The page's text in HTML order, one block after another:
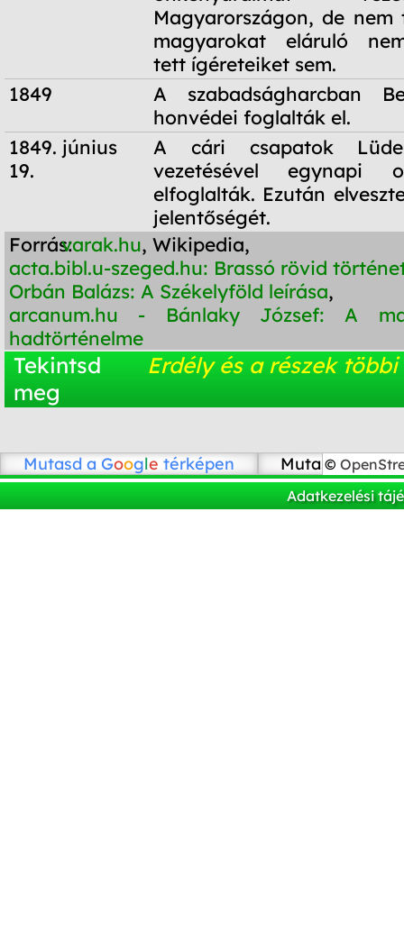
Magyarországon, de
magyarokat eláruló
tett ígéreteiket sem.
1849
A szabadságharcban
honvédei foglalták el.
1849. június
19.
A cári csapatok
vezetésével egynapi
elfoglalták. Ezután
jelentőségét.
Forrás:varak.hu, Wikipedia,
acta.bibl.u-szeged.hu: Brassó rövid
Orbán Balázs: A Székelyföld leírása,
arcanum.hu - Bánlaky József: A
hadtörténelme
Tekintsd
meg
Erdély és a részek
Mutasd a Google térképen Mutasd az
©
Adatkezelési